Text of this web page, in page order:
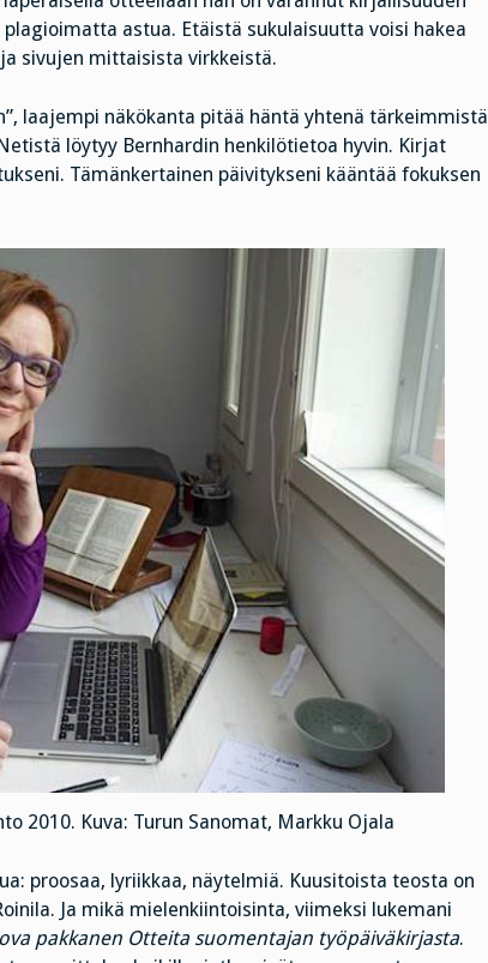
astua. Etäistä sukulaisuutta voisi hakea
sivujen mittaisista virkkeistä.
laajempi näkökanta pitää häntä yhtenä tärkeimmistä
löytyy Bernhardin henkilötietoa hyvin. Kirjat
Tämänkertainen päivitykseni kääntää fokuksen
2010. Kuva: Turun Sanomat, Markku Ojala
proosaa, lyriikkaa, näytelmiä. Kuusitoista teosta on
Ja mikä mielenkiintoisinta, viimeksi lukemani
pakkanen Otteita suomentajan työpäiväkirjasta.